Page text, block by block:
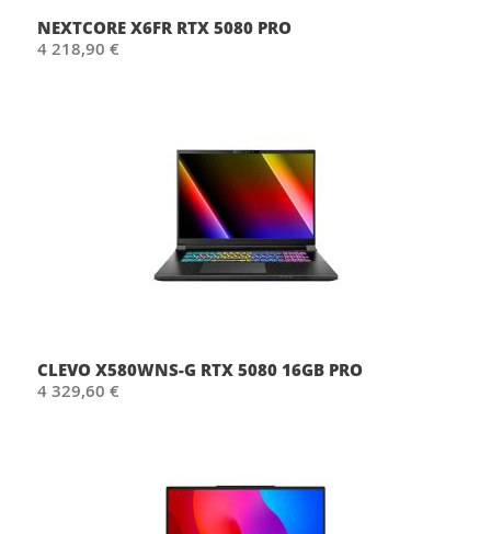
NEXTCORE X6FR RTX 5080 PRO
4 218,90 €
CLEVO X580WNS-G RTX 5080 16GB PRO
4 329,60 €